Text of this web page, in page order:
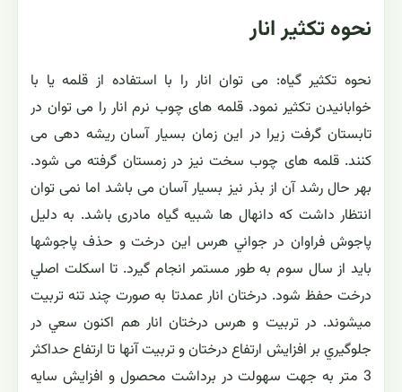
نحوه تکثیر انار
نحوه تکثیر گیاه: می توان انار را با استفاده از قلمه یا با
خوابانیدن تکثیر نمود. قلمه های چوب نرم انار را می توان در
تابستان گرفت زیرا در این زمان بسیار آسان ریشه دهی می
کنند. قلمه های چوب سخت نیز در زمستان گرفته می شود.
بهر حال رشد آن از بذر نیز بسیار آسان می باشد اما نمی توان
انتظار داشت که دانهال ها شبیه گیاه مادری باشد. به دليل
پاجوش فراوان در جواني هرس اين درخت و حذف پاجوشها
بايد از سال سوم به طور مستمر انجام گيرد. تا اسكلت اصلي
درخت حفظ شود. درختان انار عمدتا به صورت چند تنه تربيت
ميشوند. در تربيت و هرس درختان انار هم اكنون سعي در
جلوگيري بر افزايش ارتفاع درختان و تربيت آنها تا ارتفاع حداكثر
3 متر به جهت سهولت در برداشت محصول و افزايش سايه